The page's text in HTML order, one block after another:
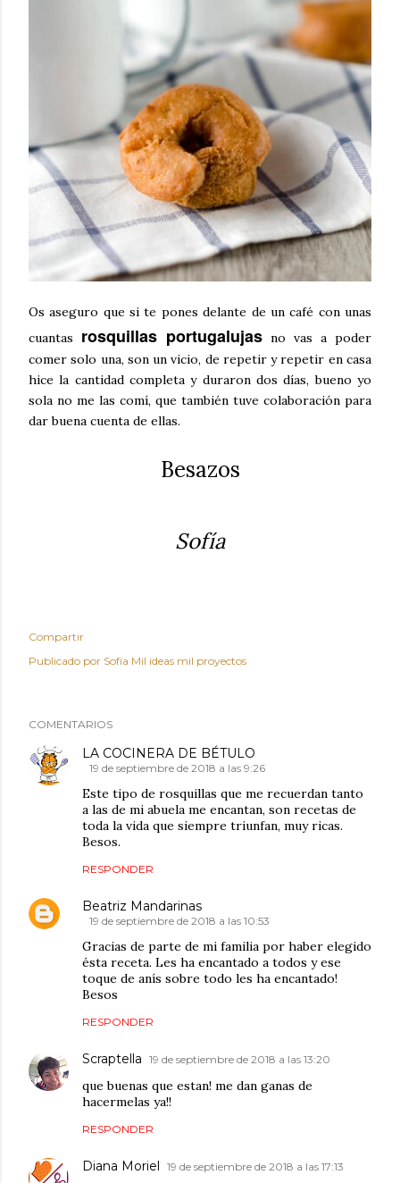
Os aseguro que si te pones delante de un café con unas
cuantas rosquillas portugalujas no vas a poder
comer solo una, son un vicio, de repetir y repetir en casa
hice la cantidad completa y duraron dos días, bueno yo
sola no me las comí, que también tuve colaboración para
dar buena cuenta de ellas.
Besazos
Sofía
Compartir
Publicado por Sofía Mil ideas mil proyectos
COMENTARIOS
LA COCINERA DE BÉTULO
19 de septiembre de 2018 a las 9:26
Este tipo de rosquillas que me recuerdan tanto
a las de mi abuela me encantan, son recetas de
toda la vida que siempre triunfan, muy ricas.
Besos.
RESPONDER
Beatriz Mandarinas
19 de septiembre de 2018 a las 10:53
Gracias de parte de mi familia por haber elegido
ésta receta. Les ha encantado a todos y ese
toque de anís sobre todo les ha encantado!
Besos
RESPONDER
Scraptella 19 de septiembre de 2018 a las 13:20
que buenas que estan! me dan ganas de
hacermelas ya!!
RESPONDER
Diana Moriel 19 de septiembre de 2018 a las 17:13